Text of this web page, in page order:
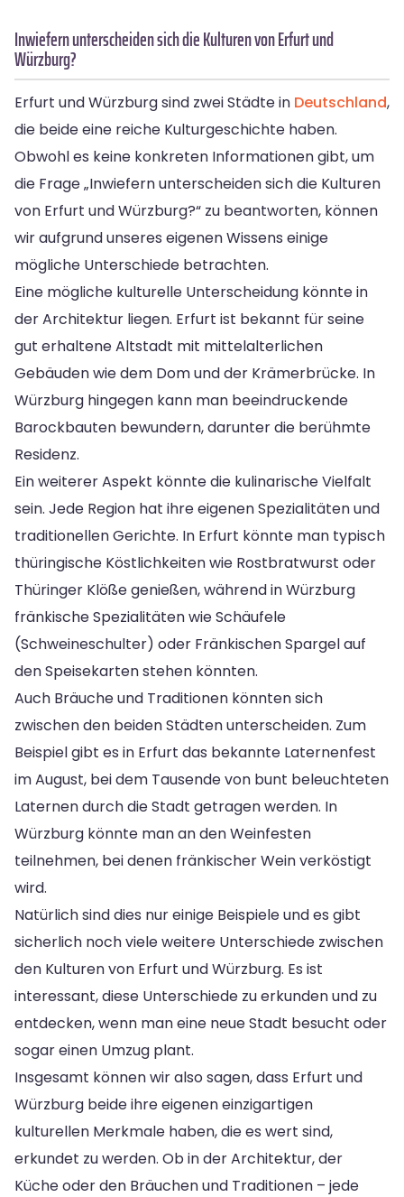
Inwiefern unterscheiden sich die Kulturen von Erfurt und
Würzburg?
Erfurt und Würzburg sind zwei Städte in Deutschland,
die beide eine reiche Kulturgeschichte haben.
Obwohl es keine konkreten Informationen gibt, um
die Frage „Inwiefern unterscheiden sich die Kulturen
von Erfurt und Würzburg?“ zu beantworten, können
wir aufgrund unseres eigenen Wissens einige
mögliche Unterschiede betrachten.
Eine mögliche kulturelle Unterscheidung könnte in
der Architektur liegen. Erfurt ist bekannt für seine
gut erhaltene Altstadt mit mittelalterlichen
Gebäuden wie dem Dom und der Krämerbrücke. In
Würzburg hingegen kann man beeindruckende
Barockbauten bewundern, darunter die berühmte
Residenz.
Ein weiterer Aspekt könnte die kulinarische Vielfalt
sein. Jede Region hat ihre eigenen Spezialitäten und
traditionellen Gerichte. In Erfurt könnte man typisch
thüringische Köstlichkeiten wie Rostbratwurst oder
Thüringer Klöße genießen, während in Würzburg
fränkische Spezialitäten wie Schäufele
(Schweineschulter) oder Fränkischen Spargel auf
den Speisekarten stehen könnten.
Auch Bräuche und Traditionen könnten sich
zwischen den beiden Städten unterscheiden. Zum
Beispiel gibt es in Erfurt das bekannte Laternenfest
im August, bei dem Tausende von bunt beleuchteten
Laternen durch die Stadt getragen werden. In
Würzburg könnte man an den Weinfesten
teilnehmen, bei denen fränkischer Wein verköstigt
wird.
Natürlich sind dies nur einige Beispiele und es gibt
sicherlich noch viele weitere Unterschiede zwischen
den Kulturen von Erfurt und Würzburg. Es ist
interessant, diese Unterschiede zu erkunden und zu
entdecken, wenn man eine neue Stadt besucht oder
sogar einen Umzug plant.
Insgesamt können wir also sagen, dass Erfurt und
Würzburg beide ihre eigenen einzigartigen
kulturellen Merkmale haben, die es wert sind,
erkundet zu werden. Ob in der Architektur, der
Küche oder den Bräuchen und Traditionen – jede